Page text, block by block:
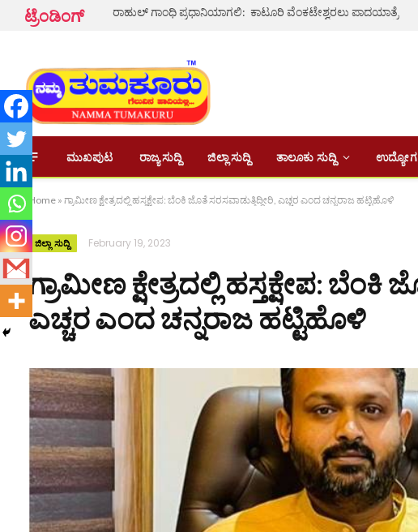
ಟ್ರೆಂಡಿಂಗ್ ರಾಹುಲ್ ಗಾಂಧಿ ಪ್ರಧಾನಿಯಾಗಲಿ: ಕಾಟೂರಿ ವೆಂಕಟೇಶ್ವರಲು ಪಾದಯಾತ್ರೆ
ಮುಖಪುಟ ರಾಜ್ಯ ಸುದ್ದಿ ಜಿಲ್ಲಾ ಸುದ್ದಿ ತಾಲೂಕು ಸುದ್ದಿ ಉದ್ಯೋಗ
Home » ಗ್ರಾಮೀಣ ಕ್ಷೇತ್ರದಲ್ಲಿ ಹಸ್ತಕ್ಷೇಪ: ಬೆಂಕಿ ಜೊತೆ ಸರಸವಾಡುತ್ತಿದ್ದೀರಿ, ಎಚ್ಚರ ಎಂದ ಚನ್ನರಾಜ ಹಟ್ಟಿಹೊಳಿ
ಜಿಲ್ಲಾ ಸುದ್ದಿ February 19, 2023
ಗ್ರಾಮೀಣ ಕ್ಷೇತ್ರದಲ್ಲಿ ಹಸ್ತಕ್ಷೇಪ: ಬೆಂಕಿ
ಎಚ್ಚರ ಎಂದ ಚನ್ನರಾಜ ಹಟ್ಟಿಹೊಳಿ